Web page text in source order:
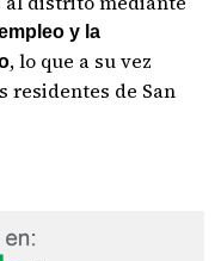
y la
, lo que a su vez
residentes de San